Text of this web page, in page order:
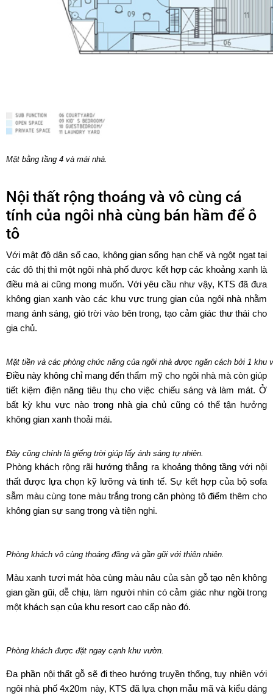
Mặt bằng tầng 4 và mái nhà.
Nội thất rộng thoáng và vô cùng cá
tính của ngôi nhà cùng bán hầm để ô
tô
Với mật độ dân số cao, không gian sống hạn chế và ngột ngạt tại
các đô thị thì một ngôi nhà phố được kết hợp các khoảng xanh là
điều mà ai cũng mong muốn. Với yêu cầu như vậy, KTS đã đưa
không gian xanh vào các khu vực trung gian của ngôi nhà nhằm
mang ánh sáng, gió trời vào bên trong, tạo cảm giác thư thái cho
gia chủ.
Mặt tiền và các phòng chức năng của ngôi nhà được ngăn cách bởi 1 khu
Điều này không chỉ mang đến thẩm mỹ cho ngôi nhà mà còn giúp
tiết kiệm điện năng tiêu thụ cho việc chiếu sáng và làm mát. Ở
bất kỳ khu vực nào trong nhà gia chủ cũng có thể tận hưởng
không gian xanh thoải mái.
Đây cũng chính là giếng trời giúp lấy ánh sáng tự nhiên.
Phòng khách rộng rãi hướng thẳng ra khoảng thông tầng với nội
thất được lựa chọn kỹ lưỡng và tinh tế. Sự kết hợp của bộ sofa
sẫm màu cùng tone màu trắng trong căn phòng tô điểm thêm cho
không gian sự sang trọng và tiện nghi.
Phòng khách vô cùng thoáng đãng và gần gũi với thiên nhiên.
Màu xanh tươi mát hòa cùng màu nâu của sàn gỗ tạo nên không
gian gần gũi, dễ chịu, làm người nhìn có cảm giác như ngồi trong
một khách sạn của khu resort cao cấp nào đó.
Phòng khách được đặt ngay cạnh khu vườn.
Đa phần nội thất gỗ sẽ đi theo hướng truyền thống, tuy nhiên với
ngôi nhà phố 4x20m này, KTS đã lựa chọn mẫu mã và kiểu dáng